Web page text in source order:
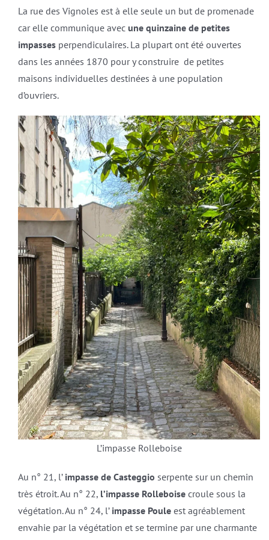
La rue des Vignoles est à elle seule un but de promenade
car elle communique avec une quinzaine de petites
impassesperpendiculaires. La plupart ont été ouvertes
dans les années 1870 pour y construire de petites
maisons individuelles destinées à une population
d’ouvriers.
L’impasse Rolleboise
Au n° 21, l’ impasse de Casteggio serpente sur un chemin
très étroit. Au n° 22, l’impasse Rolleboisecroule sous la
végétation. Au n° 24, l’ impasse Pouleest agréablement
envahie par la végétation et se termine par une charmante